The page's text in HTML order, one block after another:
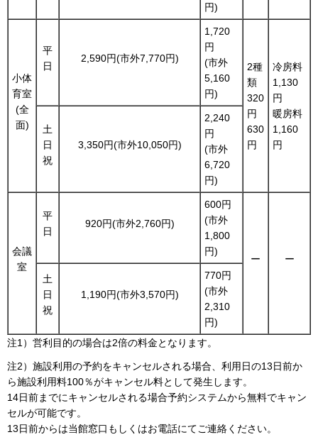
円)
小体
育室
(全
面)
平
日
2,590円(市外7,770円)
1,720
円
(市外
5,160
円)
2種
類
320
円
630
円
冷房料
1,130
円
暖房料
1,160
円
土
日
祝
3,350円(市外10,050円)
2,240
円
(市外
6,720
円)
会議
室
平
日
920円(市外2,760円)
600円
(市外
1,800
円)
ー
ー
土
日
祝
1,190円(市外3,570円)
770円
(市外
2,310
円)
注1）営利目的の場合は2倍の料金となります。
注2）施設利用の予約をキャンセルされる場合、利用日の13日前か
ら施設利用料100％がキャンセル料として発生します。
14日前までにキャンセルされる場合予約システムから無料でキャン
セルが可能です。
13日前からは当館窓口もしくはお電話にてご連絡ください。